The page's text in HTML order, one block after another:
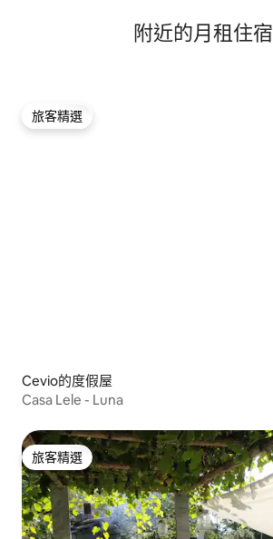
附近的月租住宿
旅客精選
旅客精選
Cevio的度假屋
Casa Lele - Luna
旅客精選
旅客精選